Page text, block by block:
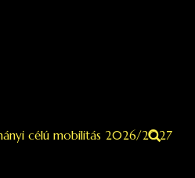
célú mobilitás 2026/2027